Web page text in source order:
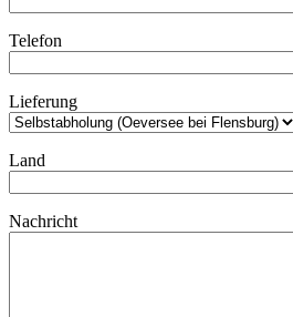
Telefon
Lieferung
Land
Nachricht